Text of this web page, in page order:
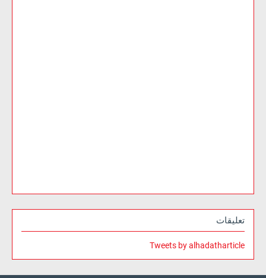
تعليقات
Tweets by alhadatharticle